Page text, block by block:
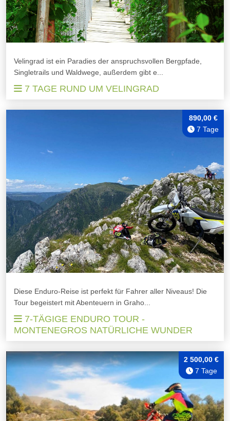
Velingrad ist ein Paradies der anspruchsvollen Bergpfade,
Singletrails und Waldwege, außerdem gibt e...
7 TAGE RUND UM VELINGRAD
Diese Enduro-Reise ist perfekt für Fahrer aller Niveaus! Die
Tour begeistert mit Abenteuern in Graho...
7-TÄGIGE ENDURO TOUR -
MONTENEGROS NATÜRLICHE WUNDER
890,00 €
7 Tage
2 500,00 €
7 Tage